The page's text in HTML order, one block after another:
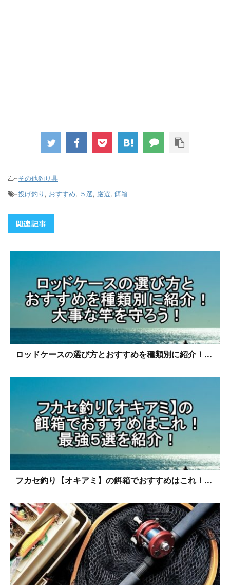
-その他釣り具
-投げ釣り , おすすめ, ５選, 厳選, 餌箱
関連記事
ロッドケースの選び方とおすすめを種類別に紹介！...
フカセ釣り【オキアミ】の餌箱でおすすめはこれ！...